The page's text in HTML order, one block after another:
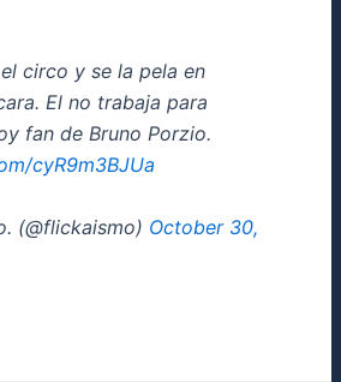
circo y se la pela en
El no trabaja para
fan de Bruno Porzio.
cyR9m3BJUa
(@flickaismo) October 30,